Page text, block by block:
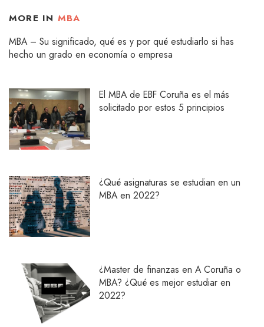
MORE IN MBA
MBA – Su significado, qué es y por qué estudiarlo si has
hecho un grado en economía o empresa
El MBA de EBF Coruña es el más
solicitado por estos 5 principios
¿Qué asignaturas se estudian en un
MBA en 2022?
¿Master de finanzas en A Coruña o
MBA? ¿Qué es mejor estudiar en
2022?